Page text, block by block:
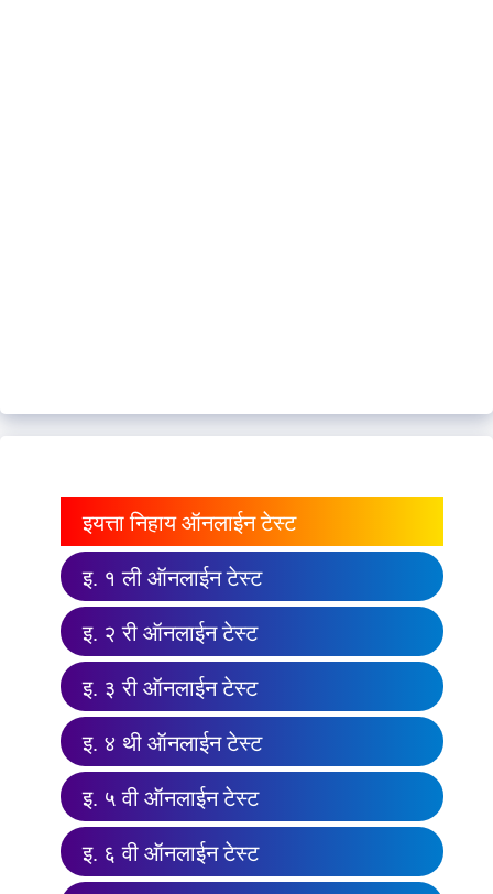
इयत्ता निहाय ऑनलाईन टेस्ट
इ. १ ली ऑनलाईन टेस्ट
इ. २ री ऑनलाईन टेस्ट
इ. ३ री ऑनलाईन टेस्ट
इ. ४ थी ऑनलाईन टेस्ट
इ. ५ वी ऑनलाईन टेस्ट
इ. ६ वी ऑनलाईन टेस्ट